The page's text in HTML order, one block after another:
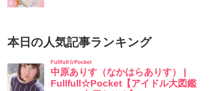
本日の人気記事ランキング